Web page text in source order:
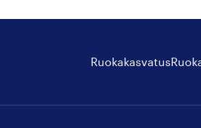
Ruokakasvatus